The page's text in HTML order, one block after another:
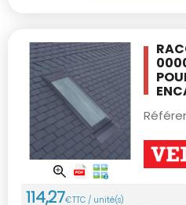
114,27€TTC / unité(s)